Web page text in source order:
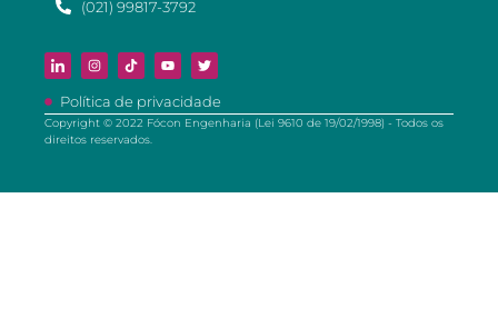
(021) 99817-3792
Política de privacidade
Copyright © 2022 Fócon Engenharia (Lei 9610 de 19/02/1998) - Todos os
direitos reservados.